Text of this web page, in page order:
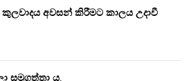
අවසන් කිරීමට කාලය උදාවී
සමුගත්තා ය.